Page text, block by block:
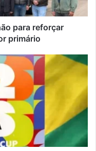
para reforçar
primário